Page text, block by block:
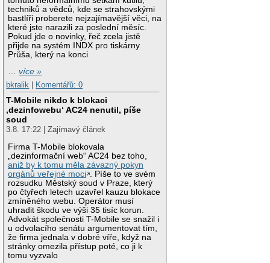
techniků a vědců, kde se strahovskými
bastlíři proberete nejzajímavější věci, na
které jste narazili za poslední měsíc.
Pokud jde o novinky, řeč zcela jistě
přijde na systém INDX pro tiskárny
Průša, který na konci
…více »
bkralik | Komentářů: 0
T-Mobile nikdo k blokaci
‚dezinfowebu‘ AC24 nenutil, píše
soud
3.8. 17:22 | Zajímavý článek
Firma T-Mobile blokovala
„dezinformační web“ AC24 bez toho,
aniž by k tomu měla závazný pokyn
orgánů veřejné moci
. Píše to ve svém
rozsudku Městský soud v Praze, který
po čtyřech letech uzavřel kauzu blokace
zmíněného webu. Operátor musí
uhradit škodu ve výši 35 tisíc korun.
Advokát společnosti T-Mobile se snažil i
u odvolacího senátu argumentovat tím,
že firma jednala v dobré víře, když na
stránky omezila přístup poté, co ji k
tomu vyzvalo